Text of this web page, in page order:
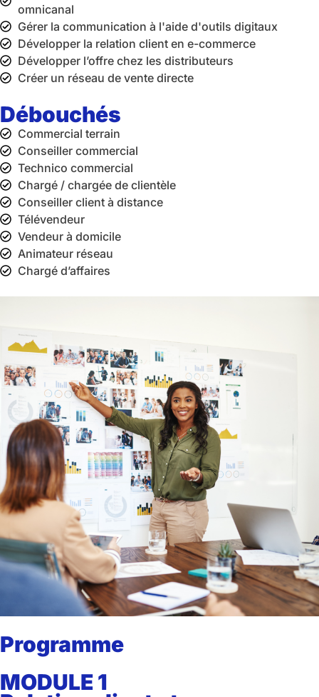
omnicanal
Gérer la communication à l'aide d'outils digitaux
Développer la relation client en e-commerce
Développer l’offre chez les distributeurs
Créer un réseau de vente directe
Débouchés
Commercial terrain
Conseiller commercial
Technico commercial
Chargé / chargée de clientèle
Conseiller client à distance
Télévendeur
Vendeur à domicile
Animateur réseau
Chargé d’affaires
Programme
MODULE 1